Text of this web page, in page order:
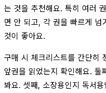
는 것을 추천해요. 특히 여러
면 안 되고, 각 권을 빠르게 넘
것이 좋아요.
구매 시 체크리스트를 간단히
앞권을 읽었는지 확인해요. 둘
봐요. 셋째, 소장용인지 독서